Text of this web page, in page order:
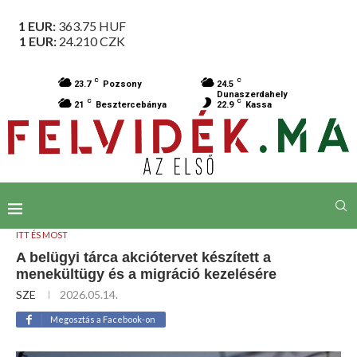
1 EUR: 363.75 HUF
1 EUR: 24.210CZK
23.7 C Pozsony 24.5 C
Dunaszerdahely
21 C Besztercebánya 22.9 C Kassa
ITT ÉS MOST
A belügyi tárca akciótervet készített a
menekültügy és a migráció kezelésére
SZE 2026.05.14.
Megosztás a Facebook-on